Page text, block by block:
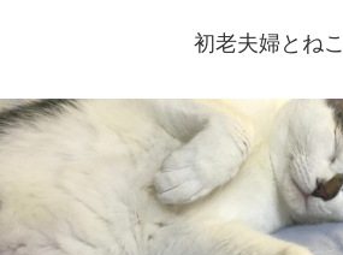
初老夫婦とねこ